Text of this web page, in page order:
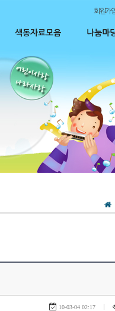
회원가
색동자료모음 나눔마
10-03-04 02:17